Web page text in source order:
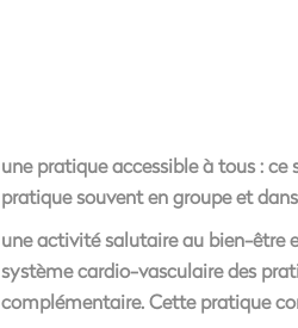
une pratique accessible à tous :
pratique souvent en groupe et
une activité salutaire au bien-être
système cardio-vasculaire des
complémentaire. Cette pratique